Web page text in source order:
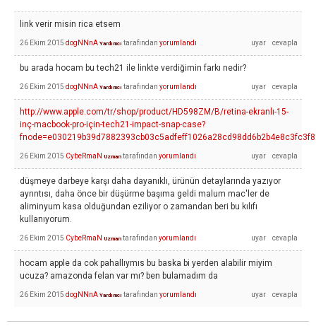
link verir misin rica etsem
26 Ekim 2015 dogNNnA Yardımcı tarafından yorumlandı
bu arada hocam bu tech21 ile linkte verdiğimin farkı nedir?
26 Ekim 2015 dogNNnA Yardımcı tarafından yorumlandı
http://www.apple.com/tr/shop/product/HD598ZM/B/retina-ekranlı-15-
inç-macbook-pro-için-tech21-impact-snap-case?
26 Ekim 2015 CybeRmaN Uzman tarafından yorumlandı
düşmeye darbeye karşı daha dayanıklı, ürünün detaylarında yazıyor
ayrıntısı, daha önce bir düşürme başıma geldi malum mac'ler de
aliminyum kasa olduğundan eziliyor o zamandan beri bu kılıfı
kullanıyorum.
26 Ekim 2015 CybeRmaN Uzman tarafından yorumlandı
hocam apple da cok pahallıymıs bu baska bi yerden alabilir miyim
ucuza? amazonda felan var mı? ben bulamadım da
26 Ekim 2015 dogNNnA Yardımcı tarafından yorumlandı